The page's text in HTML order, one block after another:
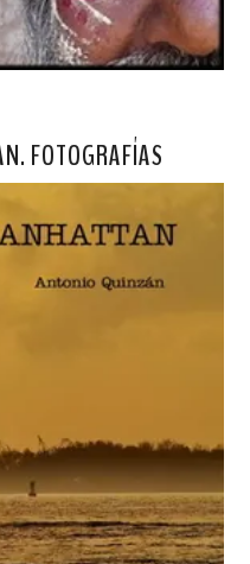
FOTOGRAFÍAS